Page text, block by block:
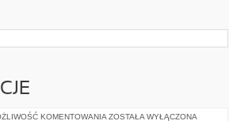
KOMENTOWANIA CASE
ZOSTAŁA WYŁĄCZONA